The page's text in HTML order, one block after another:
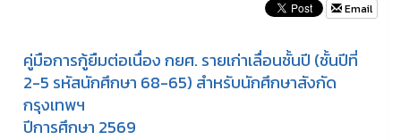
Email
คู่มือการกู้ยืมต่อเนื่อง กยศ. รายเก่าเลื่อนชั้นปี (ชั้นปีที่
2-5 รหัสนักศึกษา 68-65) สำหรับนักศึกษาสังกัด
กรุงเทพฯ
ปีการศึกษา 2569